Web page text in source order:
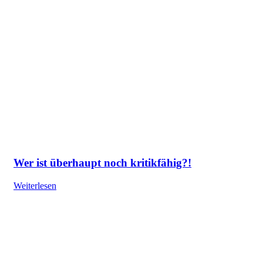
Wer ist überhaupt noch kritikfähig?!
Weiterlesen